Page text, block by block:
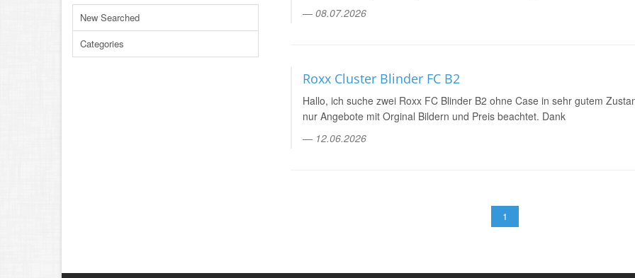
New Searched
Categories
08.07.2026
Roxx Cluster Blinder FC B2
Hallo, ich suche zwei Roxx FC Blinder B2 ohne Case in sehr gutem
nur Angebote mit Orginal Bildern und Preis beachtet. Dank
12.06.2026
1